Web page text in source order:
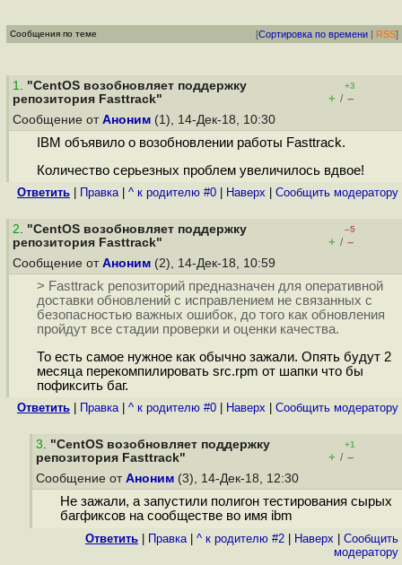
Сообщения по теме [Сортировка по времени | RSS]
1. "CentOS возобновляет поддержку
репозитория Fasttrack"
+3
+ / –
Сообщение от Аноним (1), 14-Дек-18, 10:30
IBM объявило о возобновлении работы Fasttrack.
Количество серьезных проблем увеличилось вдвое!
Ответить Правка| ^ к родителю #0 Наверх Cообщить модератору
2. "CentOS возобновляет поддержку
репозитория Fasttrack"
–5
+ / –
Сообщение от Аноним (2), 14-Дек-18, 10:59
> Fasttrack репозиторий предназначен для оперативной
доставки обновлений с исправлением не связанных с
безопасностью важных ошибок, до того как обновления
пройдут все стадии проверки и оценки качества.
То есть самое нужное как обычно зажали. Опять будут 2
месяца перекомпилировать src.rpm от шапки что бы
пофиксить баг.
Ответить Правка| ^ к родителю #0 Наверх Cообщить модератору
3. "CentOS возобновляет поддержку
репозитория Fasttrack"
+1
+ / –
Сообщение от Аноним (3), 14-Дек-18, 12:30
Не зажали, а запустили полигон тестирования сырых
багфиксов на сообществе во имя ibm
Ответить Правка| ^ к родителю #2 Наверх
Cообщить
модератору